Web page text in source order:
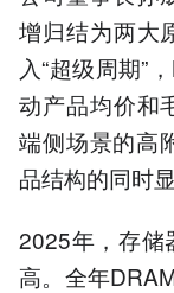
增归结为两大
入“超级周期”
动产品均价和
端侧场景的高
品结构的同时
2025年，存储
高。全年